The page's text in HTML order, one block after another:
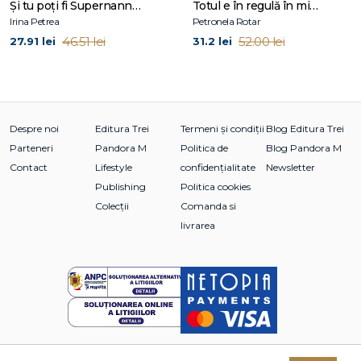
psihologie.
- Peter Fonagy, prof. univ. de psihanaliză contemporană și
Cuprins
Introducere
Capitolul 1. De ce să dăm atenție inconștientului?
Artiști renumiți, ca studii de caz: René Magritte, Artemisia
Capitolul 2. Neuroștiința minții
Capitolul 3. Rolul psihometriei în studiul inconștientului: Care
Şi tu poţi fi Supernanny 1
Irina Petrea
27.91 lei 46.51 lei
Totul e în regulă în mine și în lume
Petronela Rotar
31.2 lei 52.00 lei
Despre noi
Parteneri
Contact
Editura Trei
Pandora M
Lifestyle
Publishing
Colecții
Termeni și condiții
Politica de
confidențialitate
Politica cookies
Comanda si
livrarea
Blog Editura Trei
Blog Pandora M
Newsletter